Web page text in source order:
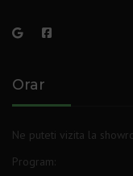
Orar
Ne puteti vizita la
Program: